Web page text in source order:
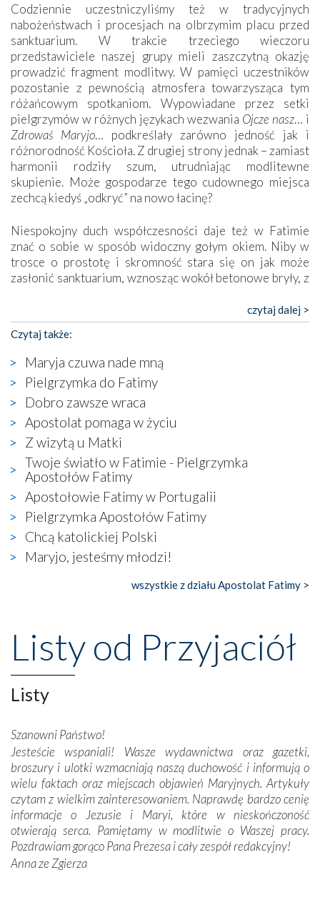
Codziennie uczestniczyliśmy też w tradycyjnych
nabożeństwach i procesjach na olbrzymim placu przed
sanktuarium. W trakcie trzeciego wieczoru
przedstawiciele naszej grupy mieli zaszczytną okazję
prowadzić fragment modlitwy. W pamięci uczestników
pozostanie z pewnością atmosfera towarzysząca tym
różańcowym spotkaniom. Wypowiadane przez setki
pielgrzymów w różnych językach wezwania Ojcze nasz… i
Zdrowaś Maryjo… podkreślały zarówno jedność jak i
różnorodność Kościoła. Z drugiej strony jednak – zamiast
harmonii rodziły szum, utrudniając modlitewne
skupienie. Może gospodarze tego cudownego miejsca
zechcą kiedyś „odkryć” na nowo łacinę?
Niespokojny duch współczesności daje też w Fatimie
znać o sobie w sposób widoczny gołym okiem. Niby w
trosce o prostotę i skromność stara się on jak może
zasłonić sanktuarium, wznosząc wokół betonowe bryły, z
katolickiego kultu. Tylko co wspólnego z żywą,
autentyczną wiarą mogą mieć płaskie, szare bunkry albo
kaplice, w których Tabernakulum przypomina bardziej
skrzynkę na narzędzia? Albo co powiedzieć o ustawionym
tuż przy nowej bazylice wielkim krzyżu, na którym
zamiast Chrystusa umieszczono dziwaczną postać jakby
wyjętą ze starożytnych hieroglifów? W kulturowym
kontekście naszych czasów to raczej karykatura niż godny
wizerunek Zbawiciela…
Zatem nawet w bezpośrednim otoczeniu sanktuarium
naocznie przekonaliśmy się, że wewnątrz Kościoła toczy
się ogromna walka o kształt katolicyzmu i o serca
wierzących. Do czego to zmaganie może prowadzić,
widzieliśmy w urokliwym, niewielkim mieście Obidos,
gdzie w miejscu dawnego kościoła działa dzisiaj…
księgarnia.
Nasze pielgrzymkowe wyprawy, których celem były
wspaniałe klasztory w miasteczku Alcobaça czy w Batalhi,
Opatrznościową pomoc w wygranej bitwie o
niepodległość kraju. Zachwyt budziła potężna, a zarazem
misterna architektura tych monumentalnych dzieł,
wspaniałe zdobienia, dbałość ich twórców o detale,
połączenie talentów z wytrwałością i pracowitością
Podążyliśmy też śladami fatimskich wizjonerów – Łucji
dos Santos oraz świętych Hiacynty i Franciszka Marto.
Modliliśmy się przy ich grobach. Odprawiliśmy Drogę
Krzyżową w ich rodzinnych stronach, odwiedziliśmy
domy, w których żyli.
W miejscu objawień Matki Bożej zapaliliśmy świece
przywiezione wraz z intencjami powierzonymi nam przez
czytaj dalej >
Czytaj także:
Maryja czuwa nade mną
Pielgrzymka do Fatimy
Dobro zawsze wraca
Apostolat pomaga w życiu
Z wizytą u Matki
Twoje światło w Fatimie - Pielgrzymka
Apostołów Fatimy
Apostołowie Fatimy w Portugalii
Pielgrzymka Apostołów Fatimy
Chcą katolickiej Polski
Maryjo, jesteśmy młodzi!
wszystkie z działu Apostolat Fatimy >
Listy od Przyjaciół
Listy
Szanowni Państwo!
Jesteście wspaniali! Wasze wydawnictwa oraz gazetki,
broszury i ulotki wzmacniają naszą duchowość i informują o
wielu faktach oraz miejscach objawień Maryjnych. Artykuły
czytam z wielkim zainteresowaniem. Naprawdę bardzo cenię
informacje o Jezusie i Maryi, które w nieskończoność
otwierają serca. Pamiętamy w modlitwie o Waszej pracy.
Pozdrawiam gorąco Pana Prezesa i cały zespół redakcyjny!
Anna ze Zgierza